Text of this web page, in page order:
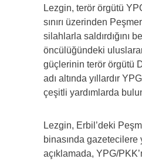
Lezgin, terör örgütü
sınırı üzerinden
silahlarla saldırdığını
öncülüğündeki
güçlerinin terör örgütü
adı altında yıllardır
çeşitli yardımlarda
Lezgin, Erbil’deki
binasında gazetecilere
açıklamada, YPG/